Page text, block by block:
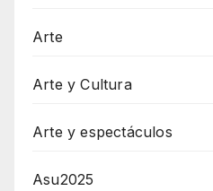
Arte
Arte y Cultura
Arte y espectáculos
Asu2025